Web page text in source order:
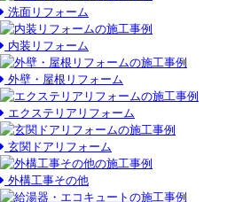
洗面リフォーム
内装リフォーム
外壁・屋根リフォーム
エクステリアリフォーム
玄関ドアリフォーム
外構工事その他